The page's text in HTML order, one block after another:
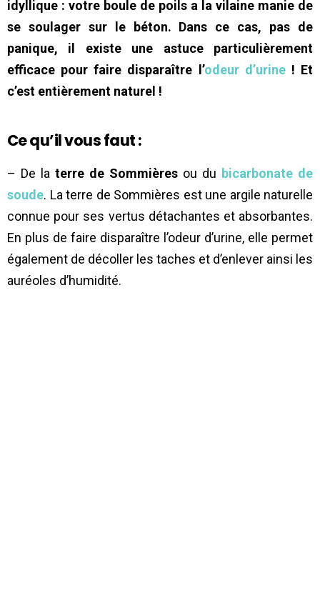
idyllique : votre boule de poils a la vilaine manie de
se soulager sur le béton. Dans ce cas, pas de
panique, il existe une astuce particulièrement
efficace pour faire disparaître l’odeur d’urine! Et
c’est entièrement naturel !
Ce qu’il vous faut :
– De la terre de Sommières ou du bicarbonate de
soude. La terre de Sommières est une argile naturelle
connue pour ses vertus détachantes et absorbantes.
En plus de faire disparaître l’odeur d’urine, elle permet
également de décoller les taches et d’enlever ainsi les
auréoles d’humidité.